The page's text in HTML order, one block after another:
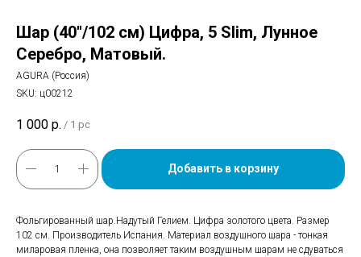
Шар (40''/102 см) Цифра, 5 Slim, Лунное
Серебро, Матовый.
AGURA (Россия)
SKU: ц00212
1 000 р. / 1 pc
Добавить в корзину
Фольгированный шар.Надутый Гелием. Цифра золотого цвета. Размер
102 см. Производитель Испания. Материал воздушного шара - тонкая
миларовая пленка, она позволяет таким воздушным шарам не сдуваться